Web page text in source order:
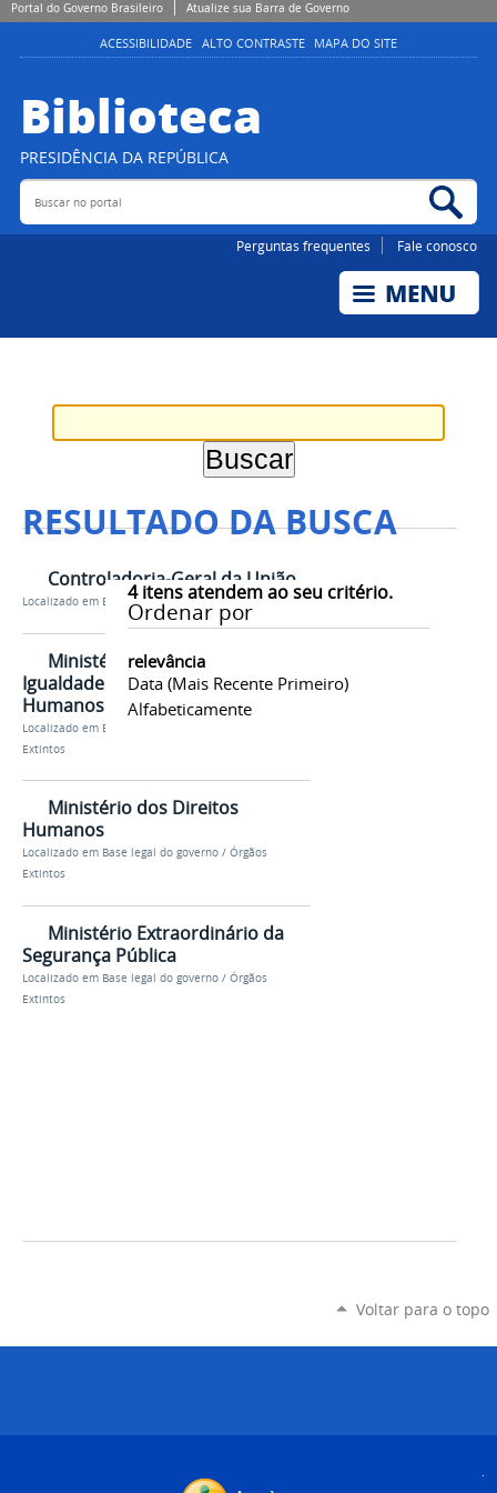
Portal do Governo Brasileiro Atualize sua Barra de Governo
ACESSIBILIDADE ALTO CONTRASTE MAPA DO SITE
Biblioteca
PRESIDÊNCIA DA REPÚBLICA
Buscar no portal
Perguntas frequentes Fale conosco
RESULTADO DA BUSCA
4itens atendem ao seu critério.
Ordenar por
relevância
Data (mais Recente Primeiro)
Alfabeticamente
Controladoria-Geral da União
Localizado em Base legal do governo /Ministérios
Ministério das Mulheres, da
Igualdade Racial e dos Direitos
Humanos
Localizado em Base legal do governo
Extintos
Ministério dos Direitos
Humanos
Localizado em Base legal do governo / Órgãos
Extintos
Ministério Extraordinário da
Segurança Pública
Localizado em Base legal do governo / Órgãos
Extintos
Voltar para o topo